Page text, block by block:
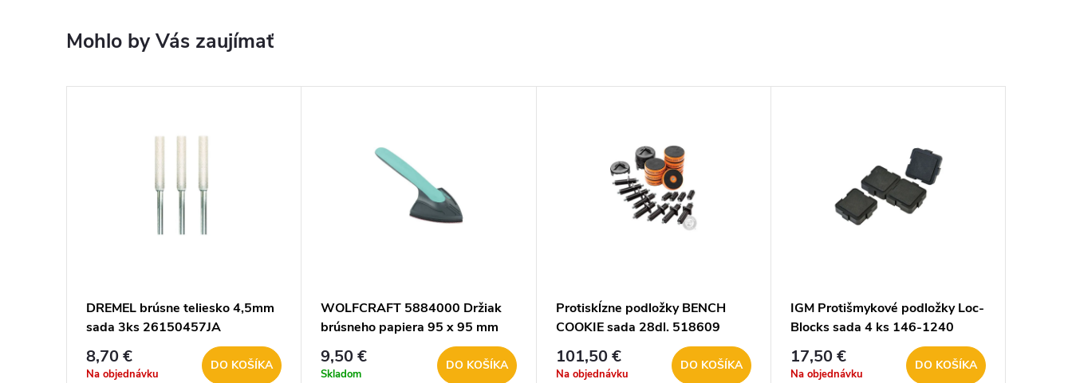
Mohlo by Vás zaujímať
DREMEL brúsne teliesko 4,5mm
sada 3ks 26150457JA
8,70 €
Na objednávku
DO KOŠÍKA
WOLFCRAFT 5884000 Držiak
brúsneho papiera 95 x 95 mm
9,50 €
Skladom
DO KOŠÍKA
Protiskĺzne podložky BENCH
COOKIE sada 28dl. 518609
101,50 €
Na objednávku
DO KOŠÍKA
IGM Protišmykové podložky Loc-
Blocks sada 4 ks 146-1240
17,50 €
Na objednávku
DO KOŠÍKA